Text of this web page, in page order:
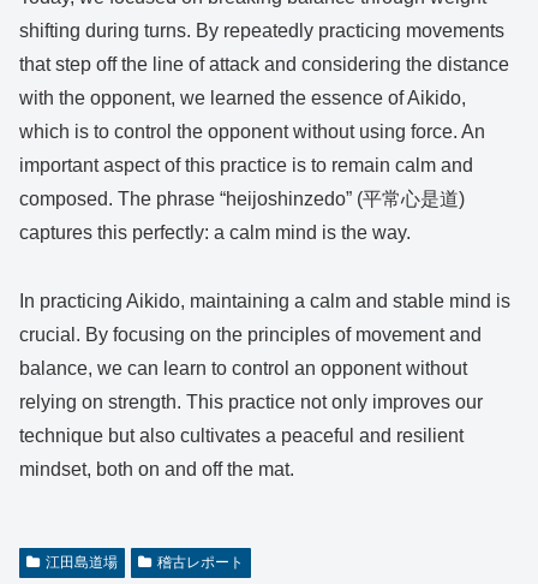
shifting during turns. By repeatedly practicing movements
that step off the line of attack and considering the distance
with the opponent, we learned the essence of Aikido,
which is to control the opponent without using force. An
important aspect of this practice is to remain calm and
composed. The phrase “heijoshinzedo” (平常心是道)
captures this perfectly: a calm mind is the way.
In practicing Aikido, maintaining a calm and stable mind is
crucial. By focusing on the principles of movement and
balance, we can learn to control an opponent without
relying on strength. This practice not only improves our
technique but also cultivates a peaceful and resilient
mindset, both on and off the mat.
江田島道場 稽古レポート